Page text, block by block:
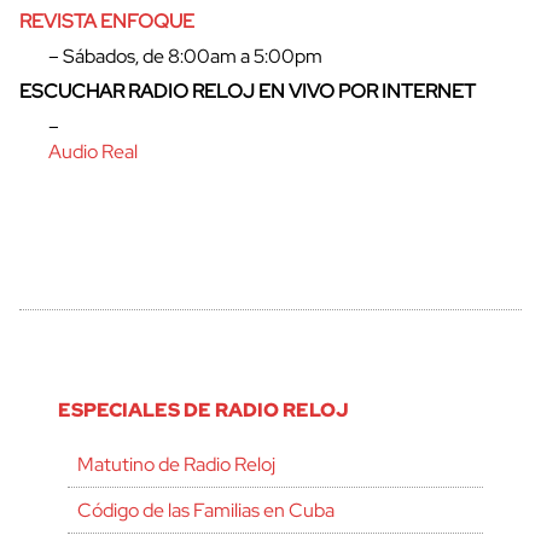
REVISTA ENFOQUE
– Sábados, de 8:00am a 5:00pm
ESCUCHAR RADIO RELOJ EN VIVO POR INTERNET
–
Audio Real
ESPECIALES DE RADIO RELOJ
Matutino de Radio Reloj
Código de las Familias en Cuba